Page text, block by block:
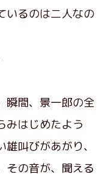
いるのは二人なの
瞬間、景一郎の全
みはじめたよう
叫びがあがり、
その音が、聞える